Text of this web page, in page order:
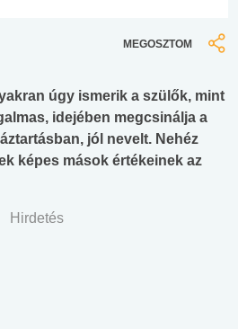
MEGOSZTOM
úgy ismerik a szülők, mint
idejében megcsinálja a
jól nevelt. Nehéz
képes mások értékeinek az
Hirdetés